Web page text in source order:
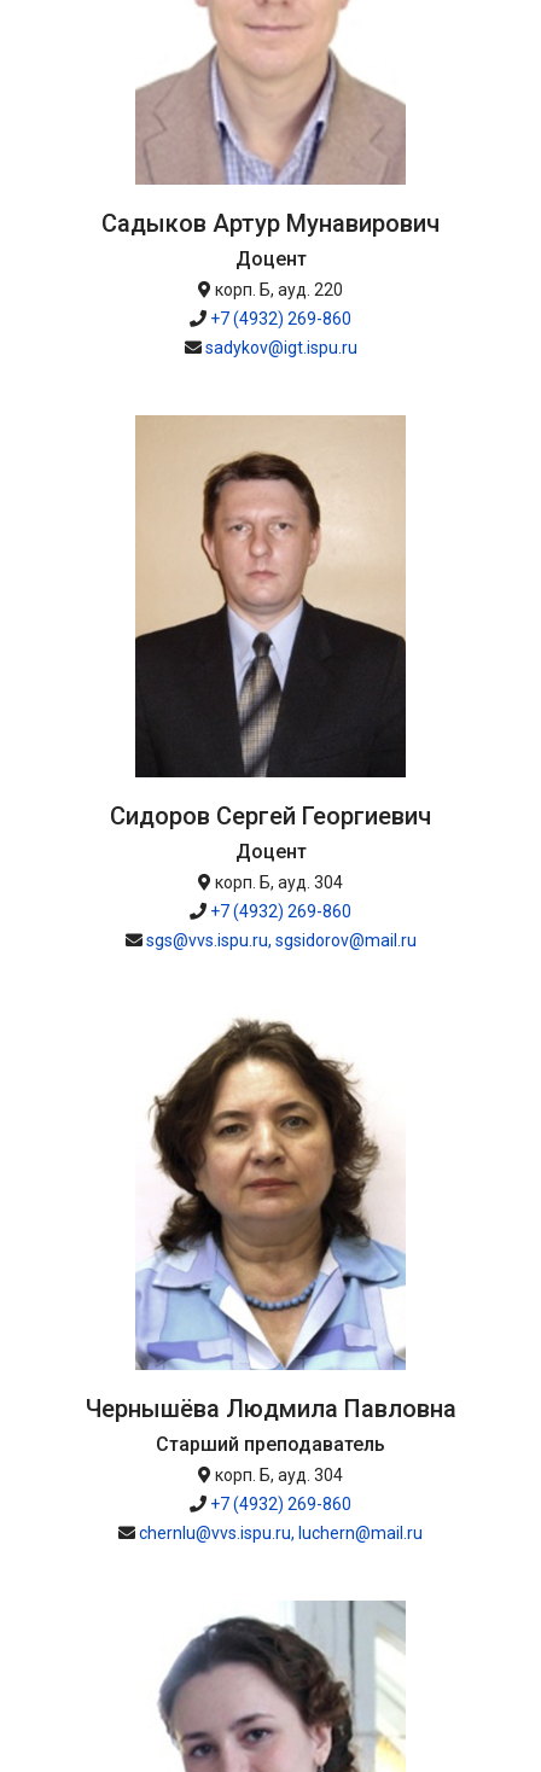
Садыков Артур Мунавирович
Доцент
корп. Б, ауд. 220
+7 (4932) 269-860
sadykov@igt.ispu.ru
Сидоров Сергей Георгиевич
Доцент
корп. Б, ауд. 304
+7 (4932) 269-860
sgs@vvs.ispu.ru, sgsidorov@mail.ru
Чернышёва Людмила Павловна
Старший преподаватель
корп. Б, ауд. 304
+7 (4932) 269-860
chernlu@vvs.ispu.ru, luchern@mail.ru